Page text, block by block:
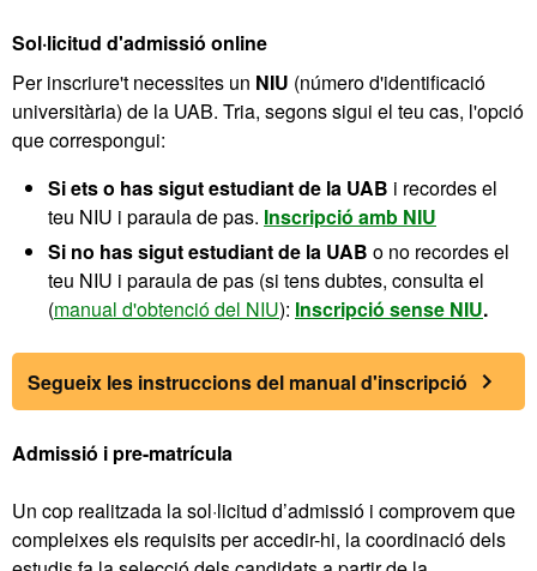
Sol·licitud d'admissió online
Per inscriure't necessites un NIU (número d'identificació
universitària) de la UAB. Tria, segons sigui el teu cas, l'opció
que correspongui:
Si ets o has sigut estudiant de la UAB i recordes el
teu NIU i paraula de pas. Inscripció amb NIU
Si no has sigut estudiant de la UAB o no recordes el
teu NIU i paraula de pas (si tens dubtes, consulta el
(manual d'obtenció del NIU): Inscripció sense NIU.
Segueix les instruccions del manual d'inscripció
Admissió i pre-matrícula
Un cop realitzada la sol·licitud d’admissió i comprovem que
compleixes els requisits per accedir-hi, la coordinació dels